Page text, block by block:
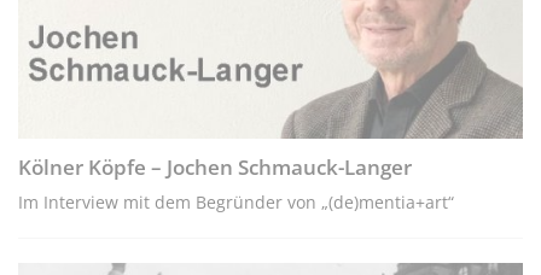
Kölner Köpfe – Jochen Schmauck-Langer
Im Interview mit dem Begründer von „(de)mentia+art“